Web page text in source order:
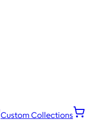
Custom Collections